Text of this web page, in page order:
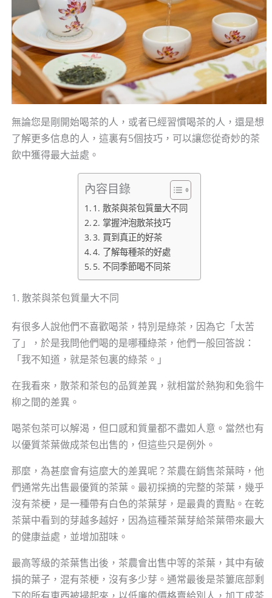
無論您是剛開始喝茶的人，或者已經習慣喝茶的人，還是想
了解更多信息的人，這裏有5個技巧，可以讓您從奇妙的茶
飲中獲得最大益處。
內容目錄
1. 散茶與茶包質量大不同
2. 掌握沖泡散茶技巧
3. 買到真正的好茶
4. 了解每種茶的好處
5. 不同季節喝不同茶
1. 散茶與茶包質量大不同
有很多人說他們不喜歡喝茶，特別是綠茶，因為它「太苦
了」，於是我問他們喝的是哪種綠茶，他們一般回答說：
「我不知道，就是茶包裏的綠茶。」
在我看來，散茶和茶包的品質差異，就相當於熱狗和免翁牛
柳之間的差異。
喝茶包茶可以解渴，但口感和質量都不盡如人意。當然也有
以優質茶葉做成茶包出售的，但這些只是例外。
那麼，為甚麼會有這麼大的差異呢？茶農在銷售茶葉時，他
們通常先出售最優質的茶葉。最初採摘的完整的茶葉，幾乎
沒有茶梗，是一種帶有白色的茶葉芽，是最貴的賣點。在乾
茶葉中看到的芽越多越好，因為這種茶葉芽給茶葉帶來最大
的健康益處，並增加甜味。
最高等級的茶葉售出後，茶農會出售中等的茶葉，其中有破
損的葉子，混有茶梗，沒有多少芽。通常最後是茶簍底部剩